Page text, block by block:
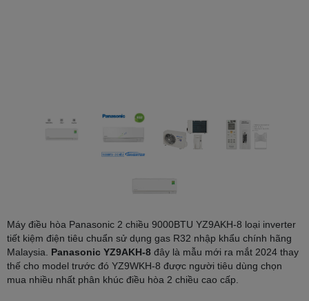
Máy điều hòa Panasonic 2 chiều 9000BTU YZ9AKH-8 loại inverter
tiết kiệm điện tiêu chuẩn sử dụng gas R32 nhập khẩu chính hãng
Malaysia. Panasonic YZ9AKH-8 đây là mẫu mới ra mắt 2024 thay
thế cho model trước đó YZ9WKH-8 được người tiêu dùng chọn
mua nhiều nhất phân khúc điều hòa 2 chiều cao cấp.